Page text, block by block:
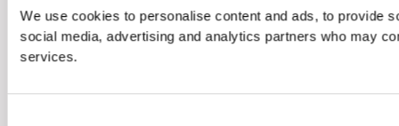
We use cookies to personalise content and ads, to provide
social media, advertising and analytics partners who may
services.